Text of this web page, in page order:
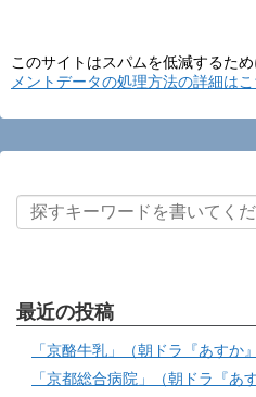
このサイトはスパムを低減するた
メントデータの処理方法の詳細は
最近の投稿
「京酪牛乳」（朝ドラ『あすか』
「京都総合病院」（朝ドラ『あ